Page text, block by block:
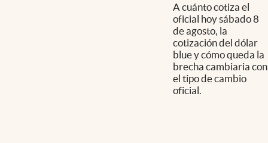
A cuánto cotiza el
oficial hoy sábado 8
de agosto, la
cotización del dólar
blue y cómo queda la
brecha cambiaria con
el tipo de cambio
oficial.